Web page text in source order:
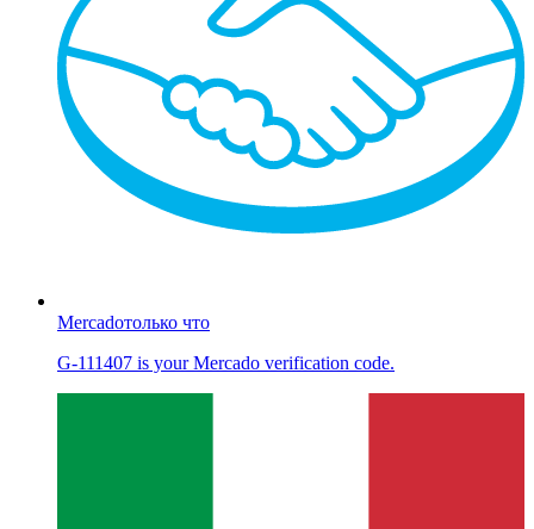
Mercadoтолько что
G-111407 is your Mercado verification code.